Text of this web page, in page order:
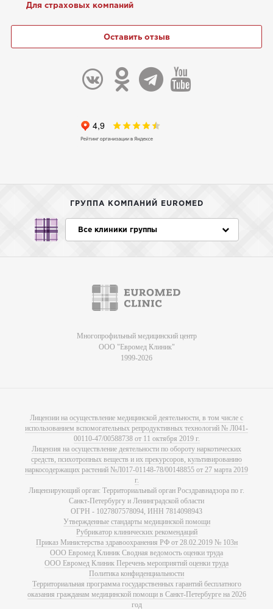
Для страховых компаний
Оставить отзыв
ГРУППА КОМПАНИЙ EUROMED
Все клиники группы
Многопрофильный медицинский центр
ООО "Евромед Клиник"
1999-2026
Лицензии на осуществление медицинской деятельности, в том числе с
использованием вспомогательных репродуктивных технологий № Л041-
00110-47/00588738 от 11 октября 2019 г.
Лицензия на осуществление деятельности по обороту наркотических
средств, психотропных веществ и их прекурсоров, культивированию
наркосодержащих растений №Л017-01148-78/00148855 от 27 марта 2019
г.
Лицензирующий орган: Территориальный орган Росздравнадзора по г.
Санкт-Петербургу и Ленинградской области
ОГРН - 1027807578094, ИНН 7814098943
Утвержденные стандарты медицинской помощи
Рубрикатор клинических рекомендаций
Приказ Министерства здравоохранения РФ от 28.02.2019 № 103н
ООО Евромед Клиник Сводная ведомость оценки труда
ООО Евромед Клиник Перечень мероприятий оценки труда
Политика конфиденциальности
Территориальная программа государственных гарантий бесплатного
оказания гражданам медицинской помощи в Санкт-Петербурге на 2026
год